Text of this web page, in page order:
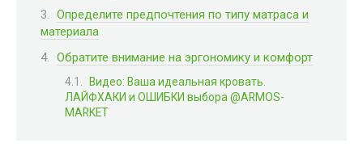
Определите предпочтения по типу матраса и
материала
Обратите внимание на эргономику и комфорт
Видео: Ваша идеальная кровать.
ЛАЙФХАКИ и ОШИБКИ выбора @ARMOS-
MARKET